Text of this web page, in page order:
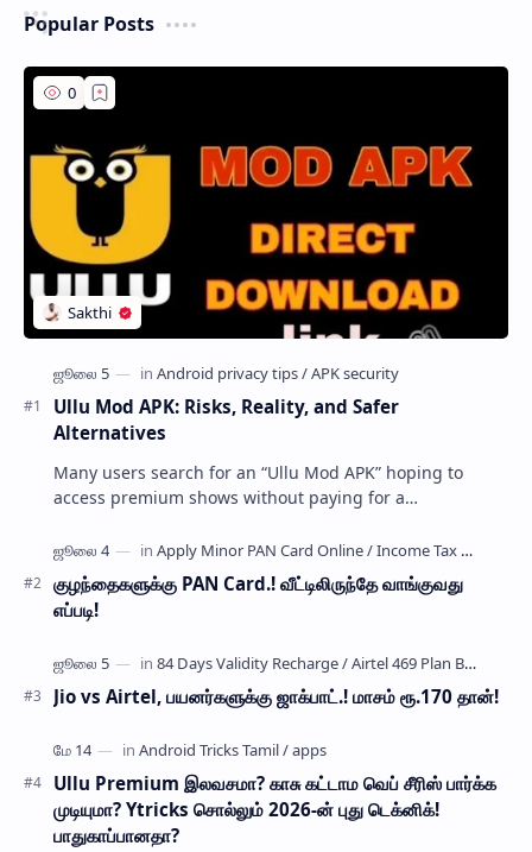
Popular Posts
Ullu Mod APK: Risks, Reality, and Safer
Alternatives
Many users search for an “Ullu Mod APK” hoping to
access premium shows without paying for a
…
குழந்தைகளுக்கு PAN Card.! வீட்டிலிருந்தே வாங்குவது
எப்படி!
Jio vs Airtel, பயனர்களுக்கு ஜாக்பாட்.! மாசம் ரூ.170 தான்!
Ullu Premium இலவசமா? காசு கட்டாம வெப் சீரிஸ் பார்க்க
முடியுமா? Ytricks சொல்லும் 2026-ன் புது டெக்னிக்!
பாதுகாப்பானதா?